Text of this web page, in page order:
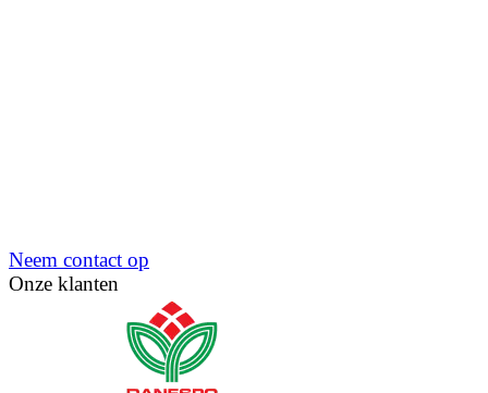
Neem contact op
Onze klanten